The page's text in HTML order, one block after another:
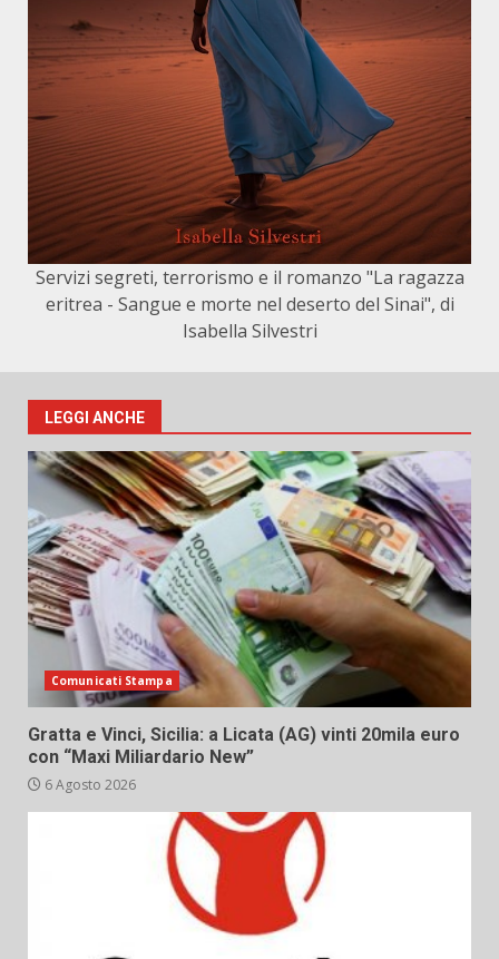
Servizi segreti, terrorismo e il romanzo "La ragazza
eritrea - Sangue e morte nel deserto del Sinai", di
Isabella Silvestri
LEGGI ANCHE
Comunicati Stampa
Gratta e Vinci, Sicilia: a Licata (AG) vinti 20mila euro
con “Maxi Miliardario New”
6 Agosto 2026